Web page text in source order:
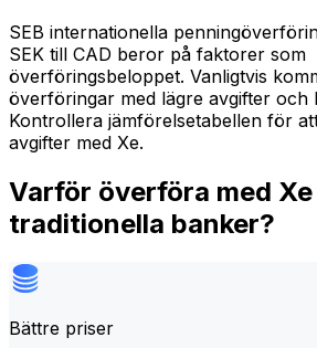
SEB internationella
SEK till CAD beror på faktorer som
överföringsbeloppet. Vanligtvis
överföringar med lägre avgifter och
Kontrollera jämförelsetabellen för
avgifter med Xe.
Varför överföra med
traditionella banker?
Bättre priser